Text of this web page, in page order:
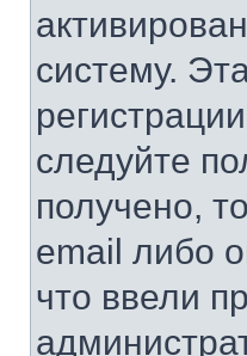
систему.
следуйте
получено,
email либо
что ввели